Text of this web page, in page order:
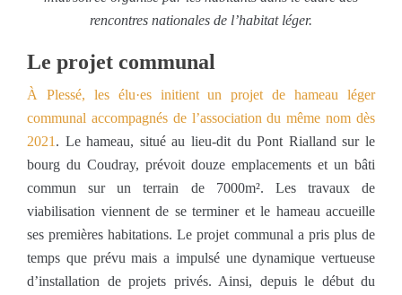
rencontres nationales de l’habitat léger.
Le projet communal
À Plessé, les élu·es initient un projet de hameau léger
communal accompagnés de l’association du même nom dès
2021 . Le hameau, situé au lieu-dit du Pont Rialland sur le
bourg du Coudray, prévoit douze emplacements et un bâti
commun sur un terrain de 7000m². Les travaux de
viabilisation viennent de se terminer et le hameau accueille
ses premières habitations. Le projet communal a pris plus de
temps que prévu mais a impulsé une dynamique vertueuse
d’installation de projets privés. Ainsi, depuis le début du